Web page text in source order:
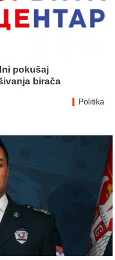
pokušaj
birača
Politika